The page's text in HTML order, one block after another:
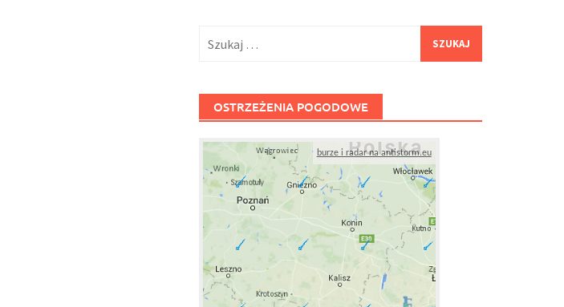
OSTRZEŻENIA POGODOWE
burze i radar na antistorm.eu